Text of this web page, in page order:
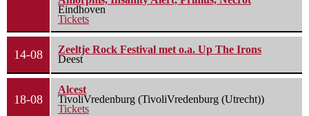
Eindhoven
Tickets
14-08
Zeeltje Rock Festival met o.a. Up The Irons
Deest
18-08
Alcest
TivoliVredenburg (TivoliVredenburg (Utrecht))
Tickets